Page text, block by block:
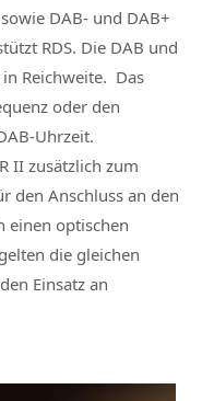
DAB- und DAB+
RDS. Die DAB und
Reichweite. Das
oder den
Uhrzeit.
II zusätzlich zum
den Anschluss an den
einen optischen
die gleichen
Einsatz an